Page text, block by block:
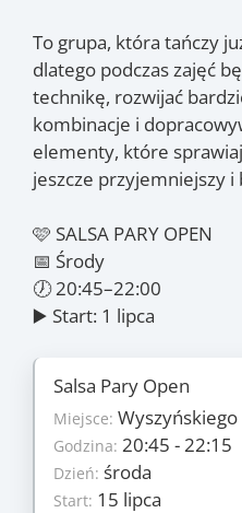
To grupa, która tańczy
dlatego podczas zajęć
technikę, rozwijać
kombinacje i
elementy, które
jeszcze przyjemniejszy
🩷 SALSA PARY OPEN
📅 Środy
🕖 20:45–22:00
▶️ Start: 1 lipca
Salsa Pary Open
Miejsce:
Godzina: 20:45 - 22:15
Dzień: środa
Start: 15 lipca
Szczegóły
Ilość zajęć:5
Cena:235 PLN/os
Dzień: środa
Start: 15 lipca